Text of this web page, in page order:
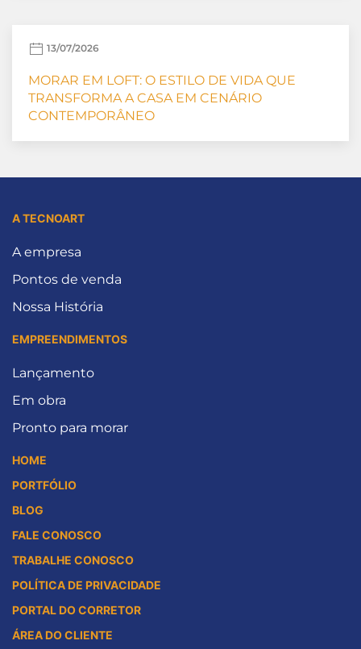
13/07/2026
MORAR EM LOFT: O ESTILO DE VIDA QUE
TRANSFORMA A CASA EM CENÁRIO
CONTEMPORÂNEO
A TECNOART
A empresa
Pontos de venda
Nossa História
EMPREENDIMENTOS
Lançamento
Em obra
Pronto para morar
HOME
PORTFÓLIO
BLOG
FALE CONOSCO
TRABALHE CONOSCO
POLÍTICA DE PRIVACIDADE
PORTAL DO CORRETOR
ÁREA DO CLIENTE